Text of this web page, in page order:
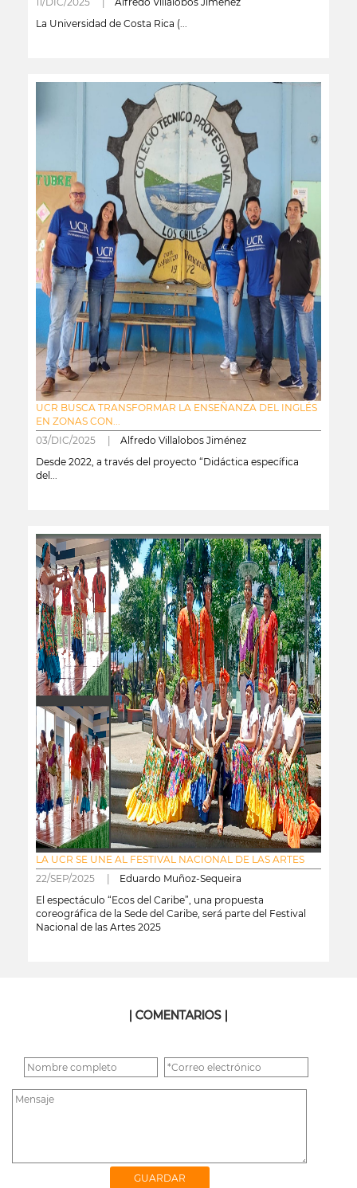
La Universidad de Costa Rica (...
UCR BUSCA TRANSFORMAR LA ENSEÑANZA DEL INGLÉS
EN ZONAS CON...
03/DIC/2025 | Alfredo Villalobos Jiménez
Desde 2022, a través del proyecto “Didáctica específica
del...
LA UCR SE UNE AL FESTIVAL NACIONAL DE LAS ARTES
22/SEP/2025 | Eduardo Muñoz-Sequeira
El espectáculo “Ecos del Caribe”, una propuesta
coreográfica de la Sede del Caribe, será parte del Festival
Nacional de las Artes 2025
| COMENTARIOS |